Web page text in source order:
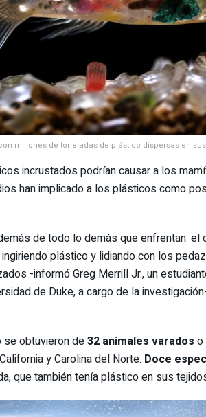
millones de toneladas de plástico dispersas en sus
incrustados podrían causar a los
han implicado a los plásticos como
de todo lo demás que enfrentan: el
plástico y lidiando con los
-informó Greg Merrill Jr., un
de Duke, a cargo de la
obtuvieron de32 animales varados o
y Carolina del Norte. Doce
que también tenía plástico en sus